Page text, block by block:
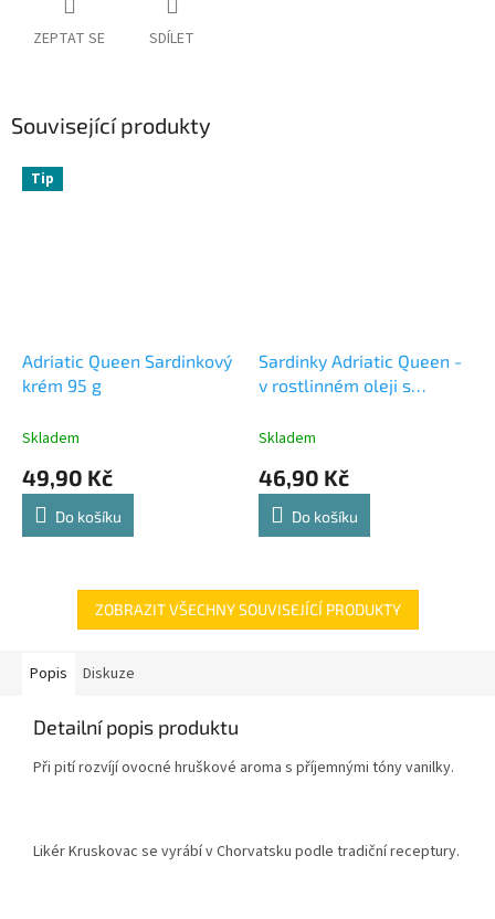
ZEPTAT SE SDÍLET
Související produkty
Tip
Adriatic Queen Sardinkový
krém 95 g
Skladem
49,90 Kč
Do košíku
Sardinky Adriatic Queen -
v rostlinném oleji s
Skladem
46,90 Kč
Do košíku
ZOBRAZIT VŠECHNY SOUVISEJÍCÍ PRODUKTY
Popis Diskuze
Detailní popis produktu
Při pití rozvíjí ovocné hruškové aroma s příjemnými tóny vanilky.
Likér Kruskovac se vyrábí v Chorvatsku podle tradiční receptury.